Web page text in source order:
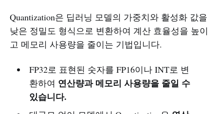
Quantization은 딥러닝 모델의 가중치와 활성화 값을
낮은 정밀도 형식으로 변환하여 계산 효율성을 높이
고 메모리 사용량을 줄이는 기법입니다.
FP32로 표현된 숫자를 FP16이나 INT로 변
환하여 연산량과 메모리 사용량을 줄일 수
있습니다.